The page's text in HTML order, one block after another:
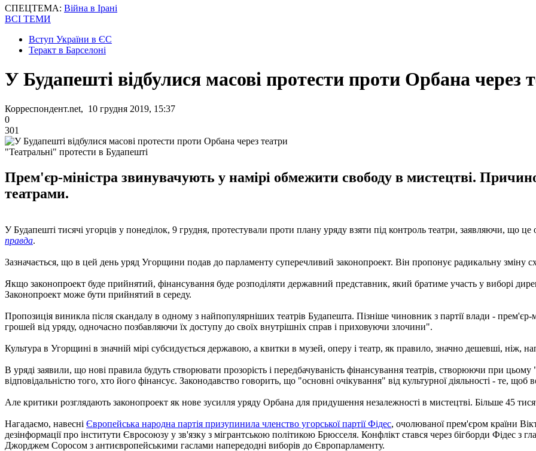
СПЕЦТЕМА: Війна в Ірані
ВСІ ТЕМИ
Вступ України в ЄС
Теракт в Барселоні
У Будапешті відбулися масові протести проти Орбана через
Корреспондент.net, 10 грудня 2019, 15:37
0
301
"Театральні" протести в Будапешті
Прем'єр-міністра звинувачують у намірі обмежити свободу в мистецтві.
театрами.
У Будапешті тисячі угорців у понеділок, 9 грудня, протестували проти плану уряду взяти під контроль театри, заявляючи, що
правда.
Зазначається, що в цей день уряд Угорщини подав до парламенту суперечливий законопроект. Він пропонує радикальну зміну
Якщо законопроект буде прийнятий, фінансування буде розподіляти державний представник, який братиме участь у виборі
Законопроект може бути прийнятий в середу.
Пропозиція виникла після скандалу в одному з найпопулярніших театрів Будапешта. Пізніше чиновник з партії влади -
грошей від уряду, одночасно позбавляючи їх доступу до своїх внутрішніх справ і приховуючи злочини".
Культура в Угорщині в значній мірі субсидується державою, а квитки в музей, оперу і театр, як правило, значно дешевші, ніж,
В уряді заявили, що нові правила будуть створювати прозорість і передбачуваність фінансування театрів, створюючи при цьому
відповідальністю того, хто його фінансує. Законодавство говорить, що "основні очікування" від культурної діяльності - те, щоб
Але критики розглядають законопроект як нове зусилля уряду Орбана для придушення незалежності в мистецтві. Більше 45
Нагадаємо, навесні Європейська народна партія призупинила членство угорської партії Фідес, очолюваної прем'єром країни
дезінформації про інститути Євросоюзу у зв'язку з мігрантською політикою Брюсселя. Конфлікт стався через бігборди Фідес
Джорджем Соросом з антиєвропейськими гаслами напередодні виборів до Європарламенту.